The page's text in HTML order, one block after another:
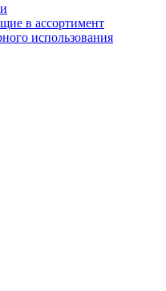
в ассортимент
использования